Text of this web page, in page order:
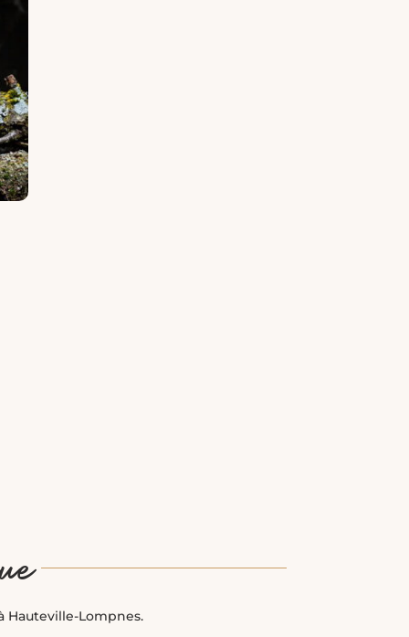
Hauteville-Lompnes.